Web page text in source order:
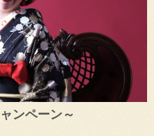
ンペーン～